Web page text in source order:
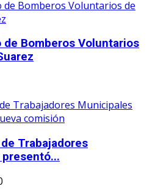
de Bomberos Voluntarios
Trabajadores